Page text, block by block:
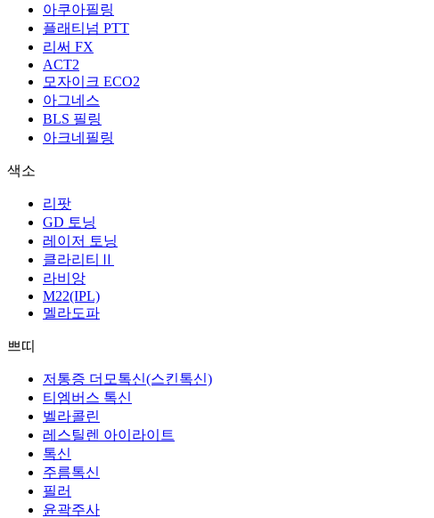
아쿠아필링
플래티넘 PTT
리써 FX
ACT2
모자이크 ECO2
아그네스
BLS 필링
아크네필링
색소
리팟
GD 토닝
레이저 토닝
클라리티Ⅱ
라비앙
M22(IPL)
멜라도파
쁘띠
저통증 더모톡신(스킨톡신)
티엠버스 톡신
벨라콜린
레스틸렌 아이라이트
톡신
주름톡신
필러
윤곽주사